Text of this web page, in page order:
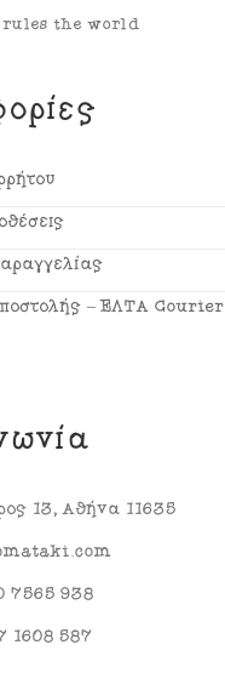
the world
– ΕΛΤΑ Courier
13, Αθήνα 11635
7565 938
1608 587